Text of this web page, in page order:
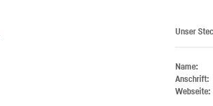
Unser
Name:
Anschrift:
Webseite: